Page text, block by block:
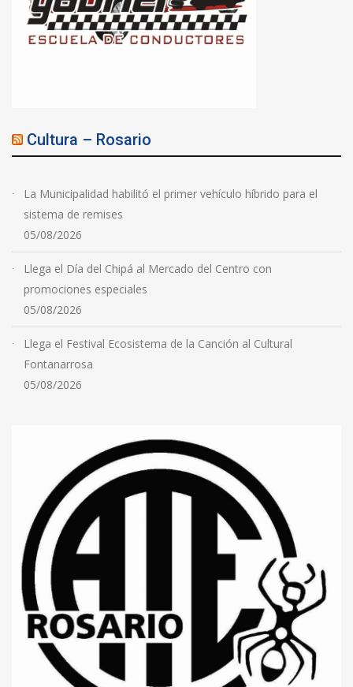
Cultura – Rosario
La Municipalidad habilitó el primer vehículo híbrido para el
sistema de remises
05/08/2026
Llega el Día del Chipá al Mercado del Centro con
promociones especiales
05/08/2026
Llega el Festival Ecosistema de la Canción al Cultural
Fontanarrosa
05/08/2026